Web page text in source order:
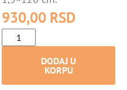
930,00 RSD
DODAJ U
KORPU